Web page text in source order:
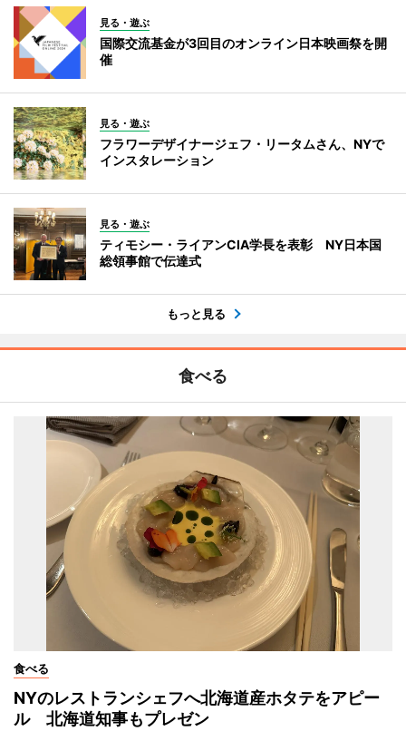
見る・遊ぶ
国際交流基金が3回目のオンライン日本映画祭を開
催
見る・遊ぶ
フラワーデザイナージェフ・リータムさん、NYで
インスタレーション
見る・遊ぶ
ティモシー・ライアンCIA学長を表彰 NY日本国
総領事館で伝達式
もっと見る
食べる
食べる
NYのレストランシェフへ北海道産ホタテをアピー
ル 北海道知事もプレゼン